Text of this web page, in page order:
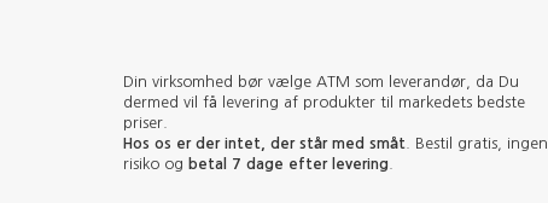
Din virksomhed bør vælge ATM som leverandør, da Du
dermed vil få levering af produkter til markedets bedste
priser.
Hos os er der intet, der står med småt . Bestil gratis, ingen
risiko og betal 7 dage efter levering